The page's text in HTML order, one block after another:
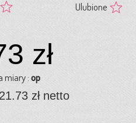
Ulubione
zł
miary :op
zł netto